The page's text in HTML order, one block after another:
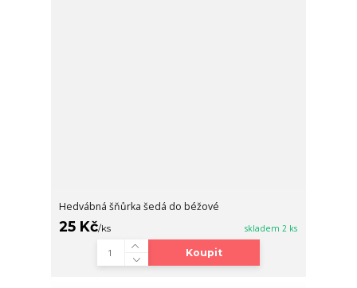
Hedvábná šňůrka šedá do béžové
25 Kč/ks skladem 2 ks
Koupit